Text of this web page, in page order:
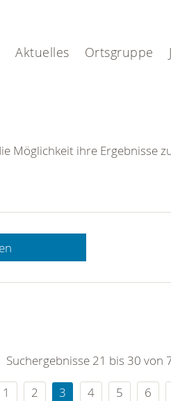
Aktuelles Ortsgruppe
Möglichkeit ihre Ergebnisse
Suchergebnisse 21 bis 30 von
1 2 3 4 5 6